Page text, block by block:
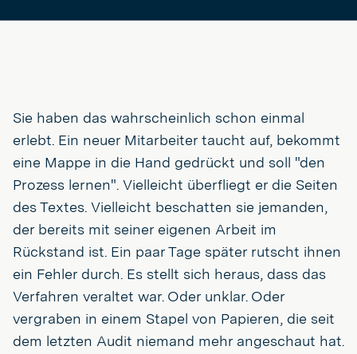
Sie haben das wahrscheinlich schon einmal
erlebt. Ein neuer Mitarbeiter taucht auf, bekommt
eine Mappe in die Hand gedrückt und soll "den
Prozess lernen". Vielleicht überfliegt er die Seiten
des Textes. Vielleicht beschatten sie jemanden,
der bereits mit seiner eigenen Arbeit im
Rückstand ist. Ein paar Tage später rutscht ihnen
ein Fehler durch. Es stellt sich heraus, dass das
Verfahren veraltet war. Oder unklar. Oder
vergraben in einem Stapel von Papieren, die seit
dem letzten Audit niemand mehr angeschaut hat.